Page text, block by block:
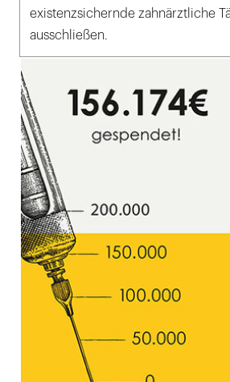
existenzsichernde zahnärztliche
ausschließen.